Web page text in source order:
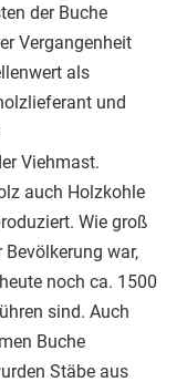
der Buche
Vergangenheit
als
und
Viehmast.
auch Holzkohle
Wie groß
war,
noch ca. 1500
sind. Auch
Buche
Stäbe aus